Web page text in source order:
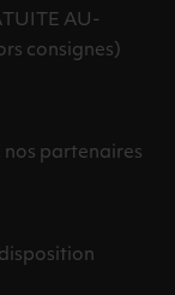
AU-
consignes)
nos partenaires